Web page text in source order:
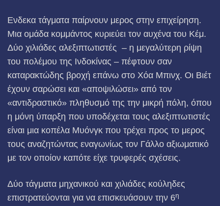
Ενδεκα τάγματα παίρνουν μερος στην επιχείρηση.
Μια ομάδα κομμάντος κυριεύει τον αυχένα του Κέμ.
Δύο χιλιάδες αλεξιπτωτιστές – η μεγαλύτερη ρίψη
του πολέμου της Ινδοκίνας – πέφτουν σαν
καταρακτώδης βροχή επάνω στο Χόα Μπινχ. Οι Βιέτ
έχουν σαρώσει και «αποψιλώσει» από τον
«αντιδραστικό» πληθυσμό της την μικρή πόλη, όπου
η μόνη ύπαρξη που υποδέχεται τους αλεξιπτωτιστές
είναι μια κοπέλα Μυόνγκ που τρέχει προς το μερος
τους αναζητώντας εναγωνίως τον Γάλλο αξιωματικό
με τον οποίον καπότε είχε τρυφερές σχέ­σεις.
Δύο τάγματα μηχανικού και χιλιάδες κούληδες
επιστρατεύονται για να επισκευάσουν την 6η